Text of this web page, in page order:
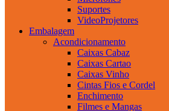
Suportes
VideoProjetores
Embalagem
Acondicionamento
Caixas Cabaz
Caixas Cartao
Caixas Vinho
Cintas Fios e Cordel
Enchimento
Filmes e Mangas